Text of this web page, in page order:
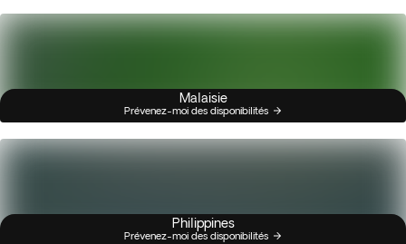
Malaisie
Prévenez-moi des disponibilités
Philippines
Prévenez-moi des disponibilités